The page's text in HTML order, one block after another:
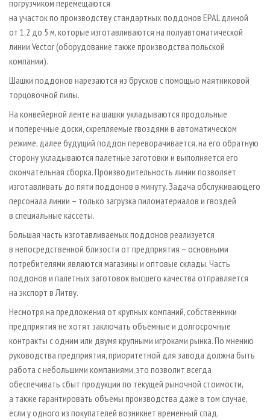
погрузчиком перемещаются
на участок по производству стандартных поддонов EPAL длиной
от 1,2 до 5 м, которые изготавливаются на полуавтоматической
линии Vector (оборудование также производства польской
компании).
Шашки поддонов нарезаются из брусков с помощью маятниковой
торцовочной пилы.
На конвейерной ленте на шашки укладываются продольные
и поперечные доски, скрепляемые гвоздями в автоматическом
режиме, далее будущий поддон переворачивается, на его обратную
сторону укладываются палетные заготовки и выполняется его
окончательная сборка. Производительность линии позволяет
изготавливать до пяти поддонов в минуту. Задача обслуживающего
персонала линии – только загрузка пиломатериалов и гвоздей
в специальные кассеты.
Большая часть изготавливаемых поддонов реализуется
в непосредственной близости от предприятия – основными
потребителями являются магазины и оптовые склады. Часть
поддонов и палетных заготовок высшего качества отправляется
на экспорт в Литву.
Несмотря на предложения от крупных компаний, собственники
предприятия не хотят заключать объемные и долгосрочные
контракты с одним или двумя крупными игроками рынка. По мнению
руководства предприятия, приоритетной для завода должна быть
работа с небольшими компаниями, это позволит всегда
обеспечивать сбыт продукции по текущей рыночной стоимости,
а также гарантировать объемы производства даже в том случае,
если у одного из покупателей возникнет временный спад.